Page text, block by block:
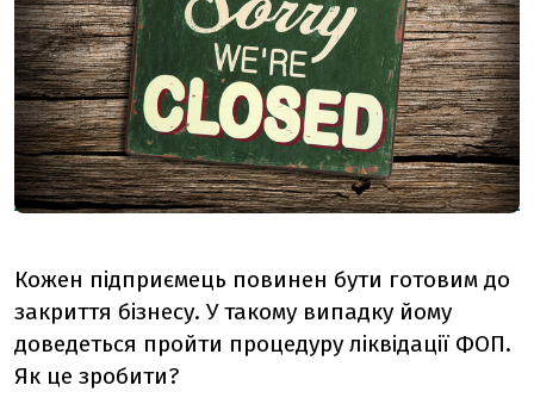
Кожен підприємець повинен бути готовим до
закриття бізнесу. У такому випадку йому
доведеться пройти процедуру ліквідації ФОП.
Як це зробити?